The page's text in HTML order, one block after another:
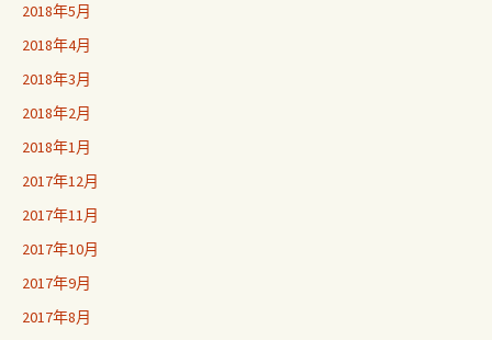
2018年5月
2018年4月
2018年3月
2018年2月
2018年1月
2017年12月
2017年11月
2017年10月
2017年9月
2017年8月